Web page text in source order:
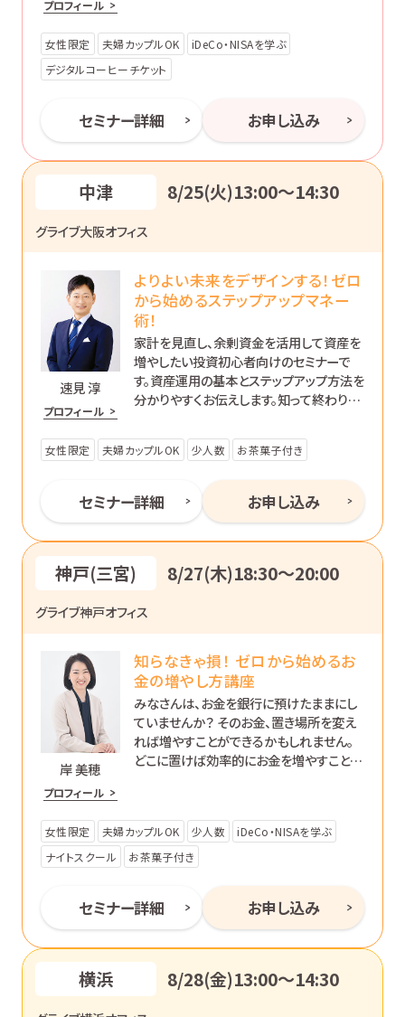
プロフィール
女性限定 夫婦カップルOK
iDeCo・NISAを学ぶ
デジタルコーヒーチケット
セミナー詳細 お申し込み
中津 8/25(火)13:00〜14:30
グライブ大阪オフィス
速見 淳
プロフィール
よりよい未来をデザインする！ゼロ
から始めるステップアップマネー
術！
家計を見直し、余剰資金を活用して資産を
増やしたい投資初心者向けのセミナーで
す。資産運用の基本とステップアップ方法を
分かりやすくお伝えします。知って終わりで
座です。
女性限定 夫婦カップルOK 少人数 お茶菓子付き
セミナー詳細 お申し込み
神戸(三宮) 8/27(木)18:30〜20:00
グライブ神戸オフィス
岸 美穂
プロフィール
知らなきゃ損！ ゼロから始めるお
金の増やし方講座
みなさんは、お金を銀行に預けたままにし
ていませんか？ そのお金、置き場所を変え
れば増やすことができるかもしれません。
どこに置けば効率的にお金を増やすことが
女性限定 夫婦カップルOK 少人数
iDeCo・NISAを学ぶ
ナイトスクール
お茶菓子付き
セミナー詳細 お申し込み
横浜 8/28(金)13:00〜14:30